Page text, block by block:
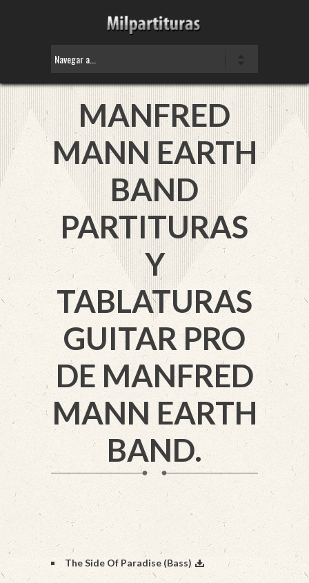
MANFRED
MANN EARTH
BAND
PARTITURAS
Y
TABLATURAS
GUITAR PRO
DE MANFRED
MANN EARTH
BAND.
The Side Of Paradise (Bass)